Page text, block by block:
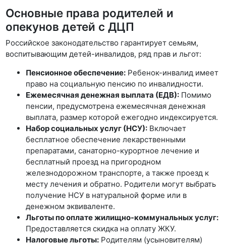
Основные права родителей и
опекунов детей с ДЦП
Российское законодательство гарантирует семьям,
воспитывающим детей-инвалидов, ряд прав и льгот:
Пенсионное обеспечение: Ребенок-инвалид имеет
право на социальную пенсию по инвалидности.
Ежемесячная денежная выплата (ЕДВ): Помимо
пенсии, предусмотрена ежемесячная денежная
выплата, размер которой ежегодно индексируется.
Набор социальных услуг (НСУ): Включает
бесплатное обеспечение лекарственными
препаратами, санаторно-курортное лечение и
бесплатный проезд на пригородном
железнодорожном транспорте, а также проезд к
месту лечения и обратно. Родители могут выбрать
получение НСУ в натуральной форме или в
денежном эквиваленте.
Льготы по оплате жилищно-коммунальных услуг:
Предоставляется скидка на оплату ЖКУ.
Налоговые льготы: Родителям (усыновителям)